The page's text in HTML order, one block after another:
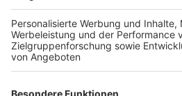
TOP-PARTNER